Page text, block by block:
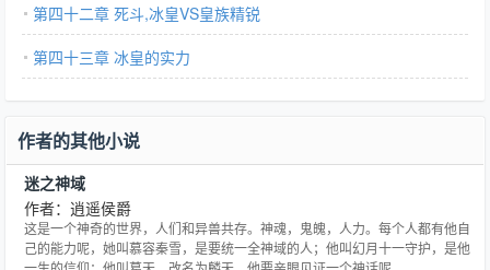
第四十二章 死斗,冰皇VS皇族精锐
第四十三章 冰皇的实力
作者的其他小说
迷之神域
作者：逍遥侯爵
这是一个神奇的世界，人们和异兽共存。神魂，鬼魄，人力。每个人都有他自
己的能力呢，她叫慕容秦雪，是要统一全神域的人；他叫幻月十一守护，是他